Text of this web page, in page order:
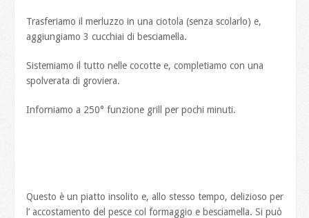
Trasferiamo il merluzzo in una ciotola (senza scolarlo) e,
aggiungiamo 3 cucchiai di besciamella.
Sistemiamo il tutto nelle cocotte e, completiamo con una
spolverata di groviera.
Inforniamo a 250° funzione grill per pochi minuti.
Questo è un piatto insolito e, allo stesso tempo, delizioso per
l’ accostamento del pesce col formaggio e besciamella. Si può